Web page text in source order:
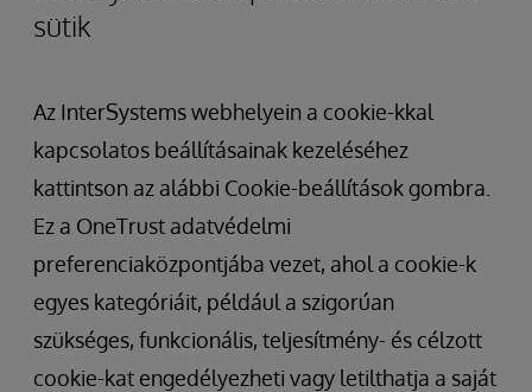
sütik
Az InterSystems webhelyein a cookie-kkal
kapcsolatos beállításainak kezeléséhez
kattintson az alábbi Cookie-beállítások gombra.
Ez a OneTrust adatvédelmi
preferenciaközpontjába vezet, ahol a cookie-k
egyes kategóriáit, például a szigorúan
szükséges, funkcionális, teljesítmény- és célzott
cookie-kat engedélyezheti vagy letilthatja a saját